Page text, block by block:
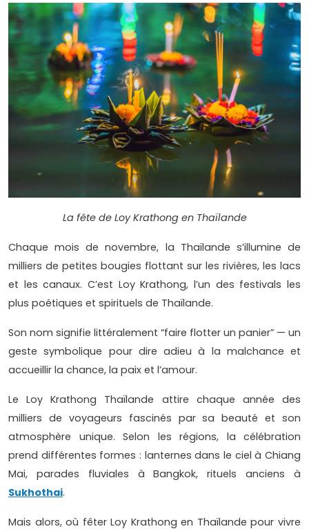
La fête de Loy Krathong en Thaïlande
Chaque mois de novembre, la Thaïlande s’illumine de
milliers de petites bougies flottant sur les rivières, les lacs
et les canaux. C’est Loy Krathong, l’un des festivals les
plus poétiques et spirituels de Thaïlande.
Son nom signifie littéralement “faire flotter un panier” — un
geste symbolique pour dire adieu à la malchance et
accueillir la chance, la paix et l’amour.
Le Loy Krathong Thaïlande attire chaque année des
milliers de voyageurs fascinés par sa beauté et son
atmosphère unique. Selon les régions, la célébration
prend différentes formes : lanternes dans le ciel à Chiang
Mai, parades fluviales à Bangkok, rituels anciens à
Sukhothai.
Mais alors, où fêter Loy Krathong en Thaïlande pour vivre